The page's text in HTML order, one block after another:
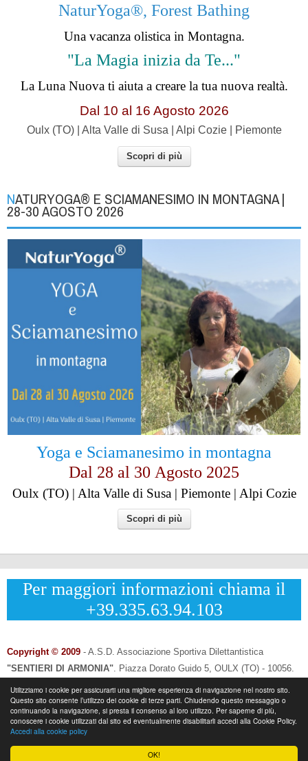
OK!
Utilizziamo i cookie per assicurarti una migliore esperienza di navigazione nel nostro sito.
Questo sito consente l’utilizzo dei cookie di terze parti. Chiudendo questo messaggio o
continuando la navigazione, si presta il consenso al loro utilizzo. Per saperne di più,
conoscere i cookie utilizzati dal sito ed eventualmente disabilitarli accedi alla Cookie Policy.
Accedi alla cookie policy
NaturYoga®, Forest Bathing
Una vacanza olistica in Montagna.
"La Magia inizia da Te..."
La Luna Nuova ti aiuta a creare la tua nuova realtà.
Dal 10 al 16 Agosto 2026
Oulx (TO) | Alta Valle di Susa | Alpi Cozie | Piemonte
Scopri di più
NATURYOGA® E SCIAMANESIMO IN MONTAGNA |
28-30 AGOSTO 2026
Yoga e Sciamanesimo in montagna
Dal 28 al 30 Agosto 2025
Oulx (TO) | Alta Valle di Susa | Piemonte | Alpi Cozie
Scopri di più
Per maggiori informazioni chiama il
+39.335.63.94.103
Copyright © 2009 - A.S.D. Associazione Sportiva Dilettantistica
"SENTIERI DI ARMONIA" Piazza Dorato Guido 5, OULX (TO) - 10056.
Info & Contatti:Laura Eynard: +39.335.6394103
-Email: info@sentieridiarmonia.com